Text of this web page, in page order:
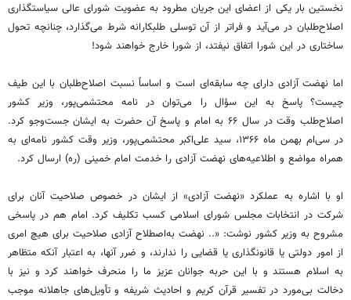
نخستین بار یکی از اعضای این جریان مطرود به عضویت شورای عالی سیاستگذاری
اصلاح‌طلبان در می‌آید و فراتر از آن توسلی طلبکارانه شرط می‌گذارد، چنانچه تحول
ساختاری در این شورا اتفاق نیفتد، از شورا خارج خواهند شود!
اما نهضت آزادی دارای چه سابقه‌ای است و اساساً نسبت اصلاح‌طلبان با این طیف
چیست؟ پاسخ به این سؤال را می‌توان در نامه محتشمی‌پور، وزیر کشور
اصلاح‌طلب وقت در سال ۶۶ به امام و پاسخ آن حضرت به ایشان جست‌وجو کرد.
در سی‌ام بهمن ماه ۱۳۶۶، سید علی‌اکبر محتشمی‌پور، وزیر وقت کشور نامه‌ای به
همراه مواضع و اطلاعیه‌های نهضت آزادی را خدمت امام خمینی (ره) ارسال کرد.
او با اشاره به عملکرد «نهضت آزادی» از ایشان در خصوص صلاحیت آنان برای
شرکت در انتخابات مجلس شورای اسلامی کسب تکلیف کرد. امام هم در پاسخی
مشروح به وزیر کشور نوشت: «.. نهضت به‌اصطلاح آزادی صلاحیت برای هیچ امری
از امور دولتی یا قانونگذاری یا قضایی را ندارند، و ضرر آنها، به اعتبار آنکه متظاهر
به اسلام هستند و با این حربه جوانان عزیز ما را منحرف خواهند کرد و نیز با
دخالت بی‌مورد در تفسیر قرآن کریم و احادیث شریفه و تأویل‌های جاهلانه موجب